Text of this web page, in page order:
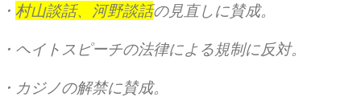
・ 村山談話、河野談話の見直しに賛成。
・ヘイトスピーチの法律による規制に反対。
・カジノの解禁に賛成。